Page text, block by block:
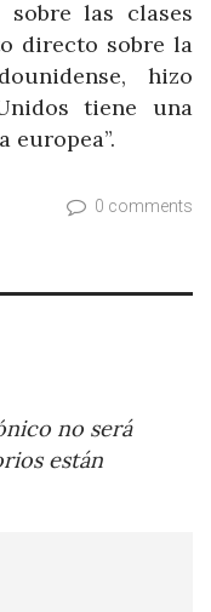
sobre las clases
directo sobre la
hizo
tiene una
europea”.
0 comments
no será
están